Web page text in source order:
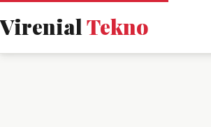
VirenialTekno